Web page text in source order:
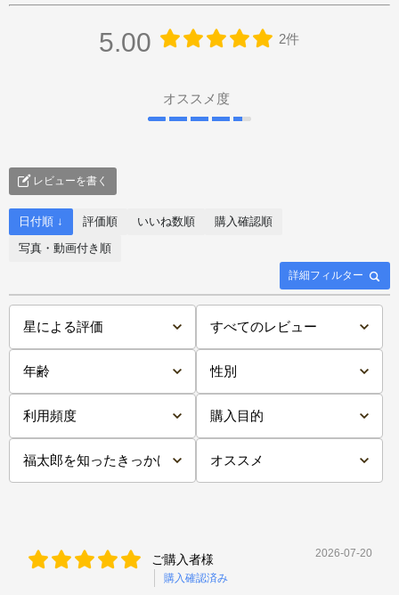
5.00 2件
オススメ度
レビューを書く
詳細フィルター
日付順 ↓ 評価順 いいね数順
購入確認順
写真・動画付き順
ご購入者様
購入確認済み
2026-07-20